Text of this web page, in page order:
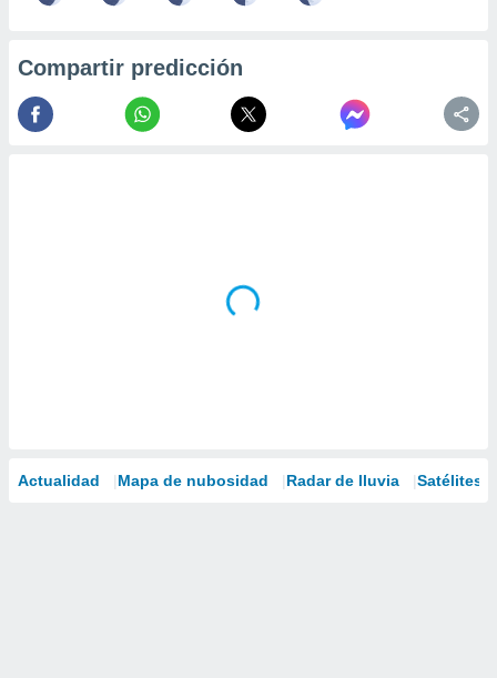
Compartir predicción
Actualidad Mapa de nubosidad Radar de lluvia Satélites